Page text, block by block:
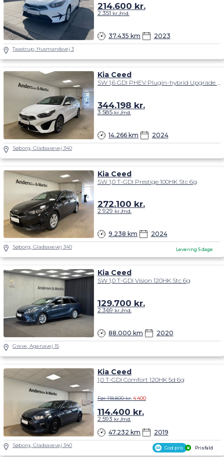
37.435 km 2023
214.600 kr.
2.351 kr./md.
Taastrup, Husmandsvej 3
Kia Ceed
SW 1,6 GDI PHEV Plugin-hybrid Upgrade DCT 141HK Stc 6g Aut.
14.266 km 2024
344.198 kr.
3.585kr./md.
Søborg, Gladsaxevej 340
Levering 5 dage
Kia Ceed
SW 1,0 T-GDI Prestige 100HK Stc 6g
9.238 km 2024
272.100 kr.
2.929 kr./md.
Søborg, Gladsaxevej 340
Kia Ceed
SW 1,0 T-GDI Vision 120HK Stc 6g
88.000 km 2020
129.700 kr.
2.369 kr./md.
Greve, Agenavej 15
God pris Prisfald
Kia Ceed
1,0 T-GDI Comfort 120HK 5d 6g
47.232 km 2019
Før 118.800 kr. 4.400
114.400 kr.
2.593 kr./md.
Søborg, Gladsaxevej 340